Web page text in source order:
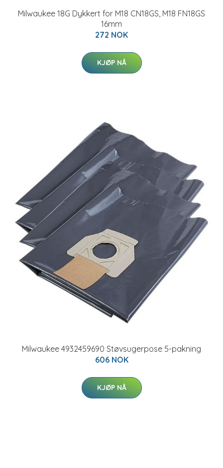
Milwaukee 18G Dykkert for M18 CN18GS, M18 FN18GS
16mm
272 NOK
KJØP NÅ
Milwaukee 4932459690 Støvsugerpose 5-pakning
606 NOK
KJØP NÅ